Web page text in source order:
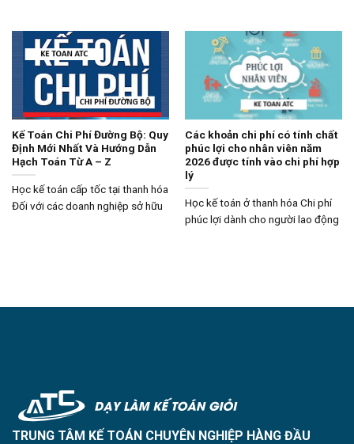
Kế Toán Chi Phí Đường Bộ: Quy
Định Mới Nhất Và Hướng Dẫn
Hạch Toán Từ A – Z
Học kế toán cấp tốc tại thanh hóa
Đối với các doanh nghiệp sở hữu
Các khoản chi phí có tính chất
phúc lợi cho nhân viên năm
2026 được tính vào chi phí hợp
lý
Học kế toán ở thanh hóa Chi phí
phúc lợi dành cho người lao động
TRUNG TÂM KẾ TOÁN CHUYÊN NGHIỆP HÀNG ĐẦU